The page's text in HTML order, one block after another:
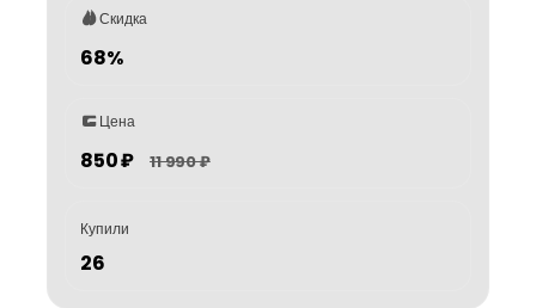
Скидка
68%
Цена
850 ₽ 11 990 ₽
Купили
26